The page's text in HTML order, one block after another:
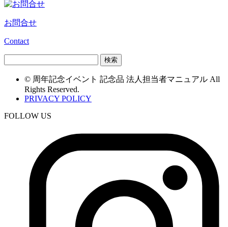
お問合せ
Contact
© 周年記念イベント 記念品 法人担当者マニュアル All
Rights Reserved.
PRIVACY POLICY
FOLLOW US